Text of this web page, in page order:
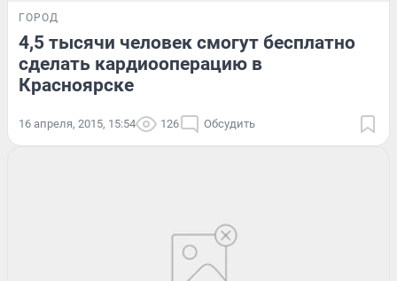
ГОРОД
4,5 тысячи человек смогут бесплатно
сделать кардиооперацию в
Красноярске
16 апреля, 2015, 15:54 126 Обсудить